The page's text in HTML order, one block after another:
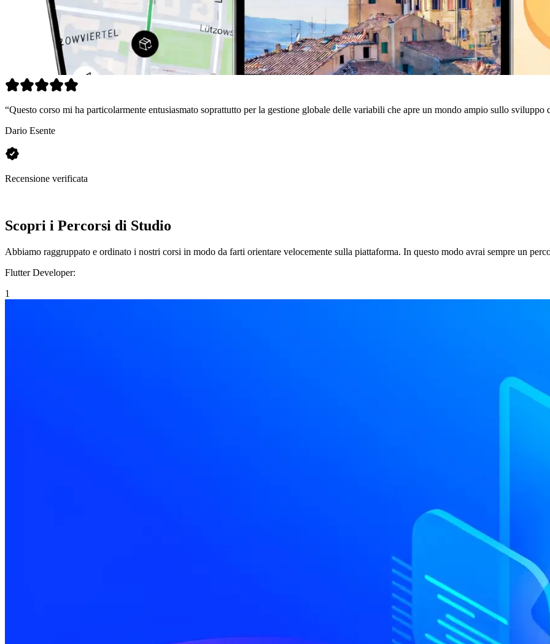
“Questo corso mi ha particolarmente entusiasmato soprattutto per la gestione globale delle variabili che apre un mondo ampio sullo
Dario Esente
Recensione verificata
Scopri i Percorsi di Studio
Abbiamo raggruppato e ordinato i nostri corsi in modo da farti orientare velocemente sulla piattaforma. In questo modo avrai sempre un
Flutter Developer:
1